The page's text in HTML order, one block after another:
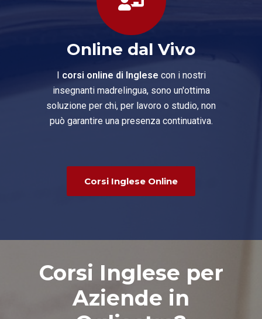
Online dal Vivo
I corsi online di Inglese con i nostri
insegnanti madrelingua, sono un'ottima
soluzione per chi, per lavoro o studio, non
può garantire una presenza continuativa.
Corsi Inglese Online
Corsi Inglese per
Aziende in